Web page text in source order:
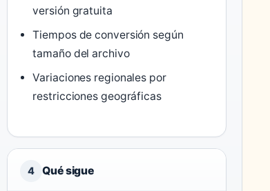
versión gratuita
Tiempos de conversión según
tamaño del archivo
Variaciones regionales por
restricciones geográficas
4 Qué sigue